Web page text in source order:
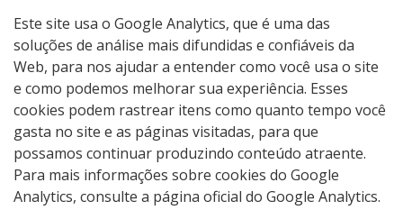
Este site usa o Google Analytics, que é uma das
soluções de análise mais difundidas e confiáveis ​​da
Web, para nos ajudar a entender como você usa o site
e como podemos melhorar sua experiência. Esses
cookies podem rastrear itens como quanto tempo você
gasta no site e as páginas visitadas, para que
possamos continuar produzindo conteúdo atraente.
Para mais informações sobre cookies do Google
Analytics, consulte a página oficial do Google Analytics.